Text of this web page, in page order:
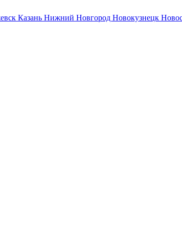
Казань Нижний Новгород Новокузнецк